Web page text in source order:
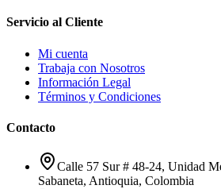
Servicio al Cliente
Mi cuenta
Trabaja con Nosotros
Información Legal
Términos y Condiciones
Contacto
Calle 57 Sur # 48-24, Unidad
Sabaneta, Antioquia, Colombia